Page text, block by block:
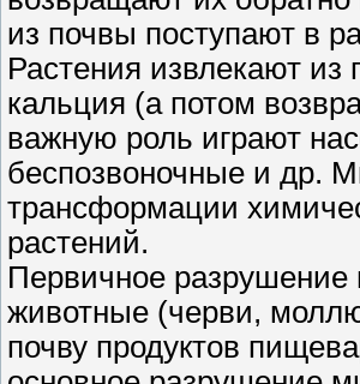
из почвы поступают в
Растения извлекают
кальция (а потом
важную роль играют
беспозвоночные и др.
трансформации
растений.
Первичное разрушение
животные (черви,
почву продуктов